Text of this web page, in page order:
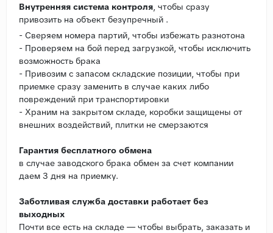
Внутренняя система контроля , чтобы сразу
привозить на объект безупречный .
- Сверяем номера партий, чтобы избежать разнотона
- Проверяем на бой перед загрузкой, чтобы исключить
возможность брака
- Привозим с запасом складские позиции, чтобы при
приемке сразу заменить в случае каких либо
повреждений при транспортировки
- Храним на закрытом складе, коробки защищены от
внешних воздействий, плитки не смерзаются
Гарантия бесплатного обмена
в случае заводского брака обмен за счет компании
даем 3 дня на приемку.
Заботливая служба доставки работает без
выходных
Почти все есть на складе — чтобы выбрать, заказать и